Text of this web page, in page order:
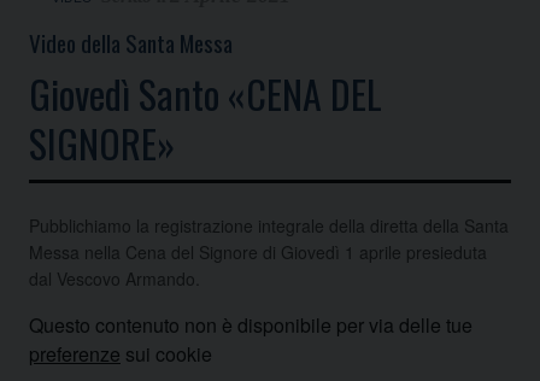
Video della Santa Messa
Giovedì Santo «CENA DEL
SIGNORE»
Pubblichiamo la registrazione integrale della diretta della Santa
Messa nella Cena del Signore di Giovedì 1 aprile presieduta
dal Vescovo Armando.
Questo contenuto non è disponibile per via delle tue
preferenze sui cookie